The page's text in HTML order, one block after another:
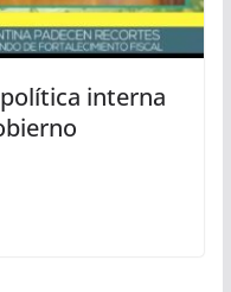
interna